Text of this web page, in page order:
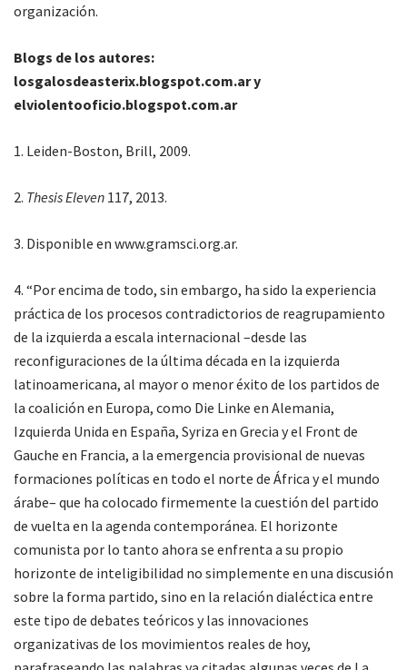
organización.
Blogs de los autores:
losgalosdeasterix.blogspot.com.ar y
elviolentooficio.blogspot.com.ar
1. Leiden-Boston, Brill, 2009.
2. Thesis Eleven 117, 2013.
3. Disponible en www.gramsci.org.ar.
4. “Por encima de todo, sin embargo, ha sido la experiencia
práctica de los procesos contradictorios de reagrupamiento
de la izquierda a escala internacional –desde las
reconfiguraciones de la última década en la izquierda
latinoamericana, al mayor o menor éxito de los partidos de
la coalición en Europa, como Die Linke en Alemania,
Izquierda Unida en España, Syriza en Grecia y el Front de
Gauche en Francia, a la emergencia provisional de nuevas
formaciones políticas en todo el norte de África y el mundo
árabe– que ha colocado firmemente la cuestión del partido
de vuelta en la agenda contemporánea. El horizonte
comunista por lo tanto ahora se enfrenta a su propio
horizonte de inteligibilidad no simplemente en una discusión
sobre la forma partido, sino en la relación dialéctica entre
este tipo de debates teóricos y las innovaciones
organizativas de los movimientos reales de hoy,